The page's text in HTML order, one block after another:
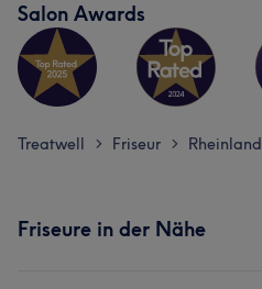
Salon Awards
Treatwell > Friseur > Rheinland
Friseure in der Nähe